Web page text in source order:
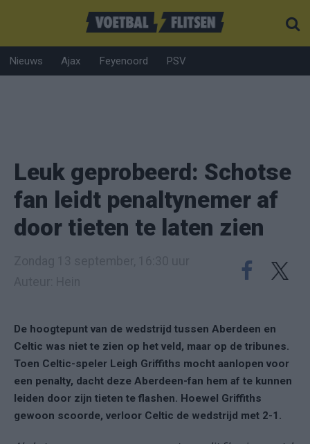
Nieuws Ajax Feyenoord PSV
Leuk geprobeerd: Schotse
fan leidt penaltynemer af
door tieten te laten zien
De hoogtepunt van de wedstrijd tussen Aberdeen en
Celtic was niet te zien op het veld, maar op de tribunes.
Toen Celtic-speler Leigh Griffiths mocht aanlopen voor
een penalty, dacht deze Aberdeen-fan hem af te kunnen
leiden door zijn tieten te flashen. Hoewel Griffiths
gewoon scoorde, verloor Celtic de wedstrijd met 2-1.